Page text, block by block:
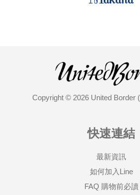
Copyright © 2026 United Border
快速連結
最新資訊
如何加入Line
FAQ 購物前必讀